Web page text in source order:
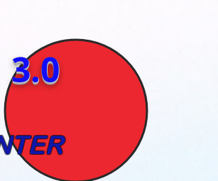
3.0